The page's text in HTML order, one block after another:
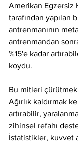
Amerikan Egzersiz
tarafından yapılan
antrenmanının
antrenmandan
%15'e kadar
koydu.
Bu mitleri
Ağırlık kaldırmak
artırabilir,
zihinsel refahı
İstatistikler, kuvvet